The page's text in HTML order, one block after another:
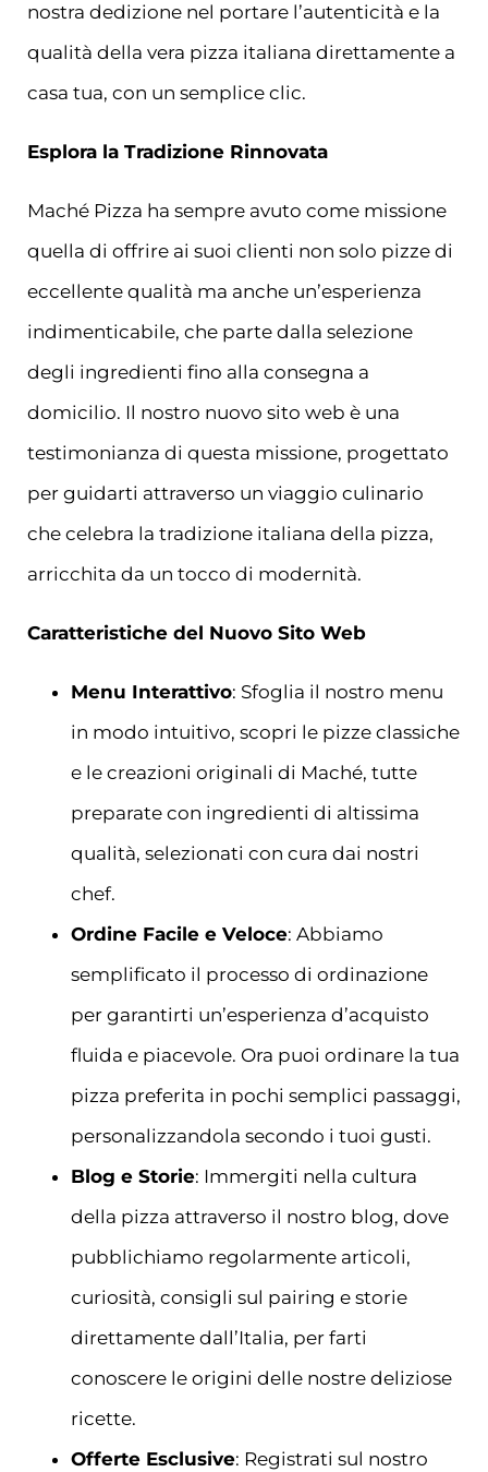
nostra dedizione nel portare l’autenticità e la
qualità della vera pizza italiana direttamente a
casa tua, con un semplice clic.
Esplora la Tradizione Rinnovata
Maché Pizza ha sempre avuto come missione
quella di offrire ai suoi clienti non solo pizze di
eccellente qualità ma anche un’esperienza
indimenticabile, che parte dalla selezione
degli ingredienti fino alla consegna a
domicilio. Il nostro nuovo sito web è una
testimonianza di questa missione, progettato
per guidarti attraverso un viaggio culinario
che celebra la tradizione italiana della pizza,
arricchita da un tocco di modernità.
Caratteristiche del Nuovo Sito Web
Menu Interattivo: Sfoglia il nostro menu
in modo intuitivo, scopri le pizze classiche
e le creazioni originali di Maché, tutte
preparate con ingredienti di altissima
qualità, selezionati con cura dai nostri
chef.
Ordine Facile e Veloce: Abbiamo
semplificato il processo di ordinazione
per garantirti un’esperienza d’acquisto
fluida e piacevole. Ora puoi ordinare la tua
pizza preferita in pochi semplici passaggi,
personalizzandola secondo i tuoi gusti.
Blog e Storie: Immergiti nella cultura
della pizza attraverso il nostro blog, dove
pubblichiamo regolarmente articoli,
curiosità, consigli sul pairing e storie
direttamente dall’Italia, per farti
conoscere le origini delle nostre deliziose
ricette.
Offerte Esclusive: Registrati sul nostro